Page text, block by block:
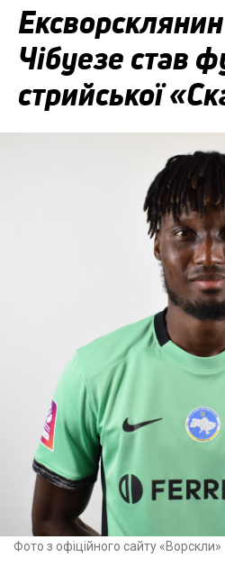
Чібуезе став
стрийської
Фото з офіційного сайту «Ворскли»